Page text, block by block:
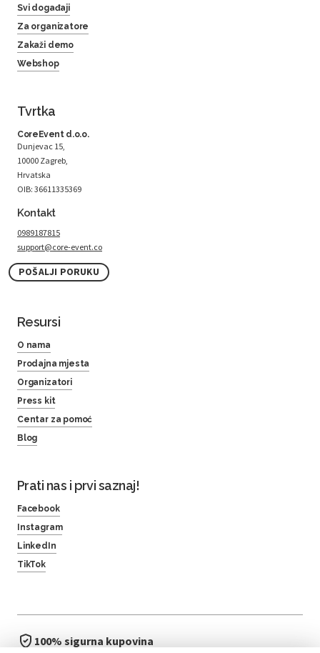
Svi događaji
Za organizatore
Zakaži demo
Webshop
Tvrtka
CoreEvent d.o.o.
Dunjevac 15,
10000 Zagreb,
Hrvatska
OIB: 36611335369
Kontakt
0989187815
support@core-event.co
POŠALJI PORUKU
Resursi
O nama
Prodajna mjesta
Organizatori
Press kit
Centar za pomoć
Blog
Prati nas i prvi saznaj!
Facebook
Instagram
LinkedIn
TikTok
100% sigurna kupovina